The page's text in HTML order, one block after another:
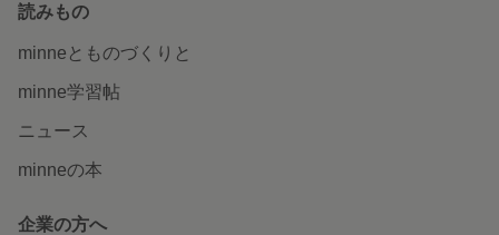
読みもの
minneとものづくりと
minne学習帖
ニュース
minneの本
企業の方へ